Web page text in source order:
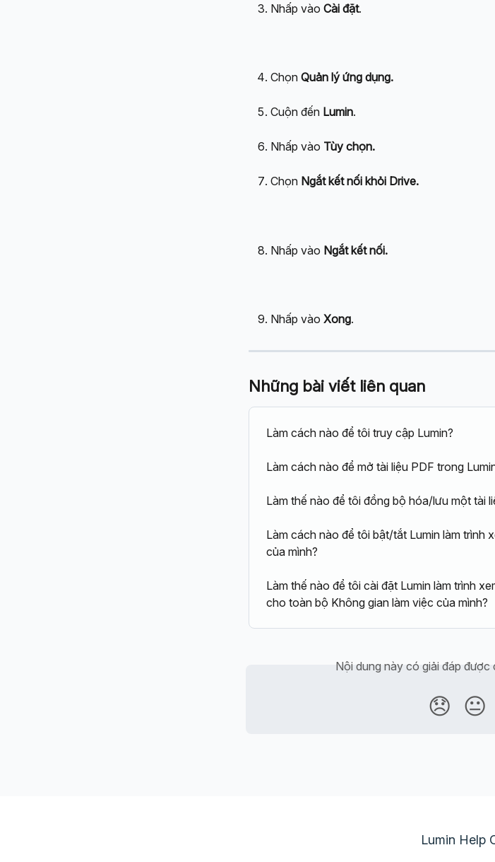
Nhấp vào Cài đặt.
Chọn Quản lý ứng dụng.
Cuộn đến Lumin.
Nhấp vào Tùy chọn.
Chọn Ngắt kết nối khỏi Drive.
Nhấp vào Ngắt kết nối.
Nhấp vào Xong.
Những bài viết liên quan
Làm cách nào để tôi truy cập Lumin?
Làm cách nào để mở tài liệu PDF trong
Làm thế nào để tôi đồng bộ hóa/lưu một tài
Làm cách nào để tôi bật/tắt Lumin làm trình
của mình?
Làm thế nào để tôi cài đặt Lumin làm trình
cho toàn bộ Không gian làm việc của mình?
Nội dung này có giải đáp được
😞 😐
Lumin Help